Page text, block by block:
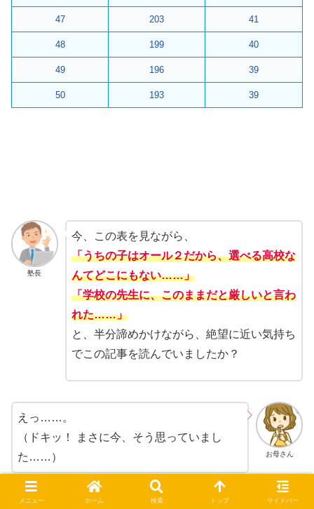
47 203 41
48 199 40
49 196 39
50 193 39
塾長
今、この表を見ながら、
「うちの子はオール２だから、選べる高校な
んてどこにもない……」
「学校の先生に、このままだと厳しいと言わ
れた……」
と、半分諦めかけながら、絶望に近い気持ち
でこの記事を読んでいましたか？
お母さん
えっ……。
（ドキッ！ まさに今、そう思っていまし
た……）
諦めるのはまだまだ早いです！
メニュー ホーム 検索 トップ サイドバー